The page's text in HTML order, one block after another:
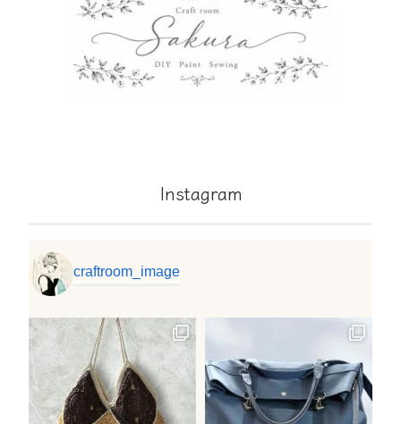
Instagram
craftroom_image